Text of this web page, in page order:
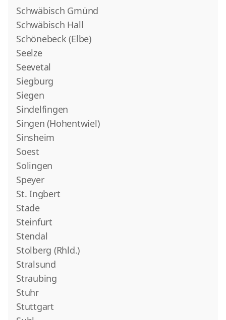
Schwäbisch Gmünd
Schwäbisch Hall
Schönebeck (Elbe)
Seelze
Seevetal
Siegburg
Siegen
Sindelfingen
Singen (Hohentwiel)
Sinsheim
Soest
Solingen
Speyer
St. Ingbert
Stade
Steinfurt
Stendal
Stolberg (Rhld.)
Stralsund
Straubing
Stuhr
Stuttgart